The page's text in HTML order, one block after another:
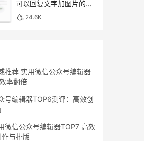
可以回复文字加图片的消
息吗？最新设置指南
24.6K
推荐 实用微信公众号编辑器
率翻倍
号编辑器TOP6测评：高效创
微信公众号编辑器TOP7 高效
与排版